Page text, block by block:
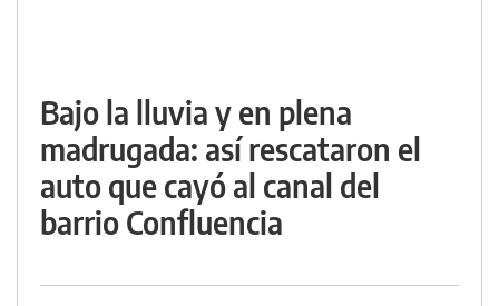
Bajo la lluvia y en plena
madrugada: así rescataron el
auto que cayó al canal del
barrio Confluencia